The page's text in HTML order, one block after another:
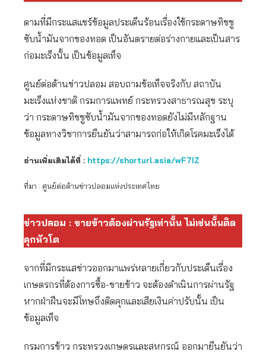
ตามที่มีกระแสแชร์ข้อมูลประเด็นร้อนเรื่องใช้กระดาษทิชชู
ซับน้ำมันจากของทอด เป็นอันตรายต่อร่างกายและเป็นสาร
ก่อมะเร็งนั้น เป็นข้อมูลเท็จ
ศูนย์ต่อต้านข่าวปลอม สอบถามข้อเท็จจริงกับ สถาบัน
มะเร็งแห่งชาติ กรมการแพทย์ กระทรวงสาธารณสุข ระบุ
ว่า กระดาษทิชชูซับน้ำมันจากของทอดยังไม่มีหลักฐาน
ข้อมูลทางวิชาการยืนยันว่าสามารถก่อให้เกิดโรคมะเร็งได้
อ่านเพิ่มเติมได้ที่ : https://shorturl.asia/wF7IZ
ที่มา : ศูนย์ต่อต้านข่าวปลอมแห่งประเทศไทย
ข่าวปลอม : ขายข้าวต้องผ่านรัฐเท่านั้น ไม่เช่นนั้นติด
คุกหัวโต
จากที่มีกระแสข่าวออกมาแพร่หลายเกี่ยวกับประเด็นเรื่อง
เกษตรกรที่ต้องการซื้อ-ขายข้าว จะต้องดำเนินการผ่านรัฐ
หากฝ่าฝืนจะมีโทษถึงติดคุกและเสียเงินค่าปรับนั้น เป็น
ข้อมูลเท็จ
กรมการข้าว กระทรวงเกษตรและสหกรณ์ ออกมายืนยันว่า